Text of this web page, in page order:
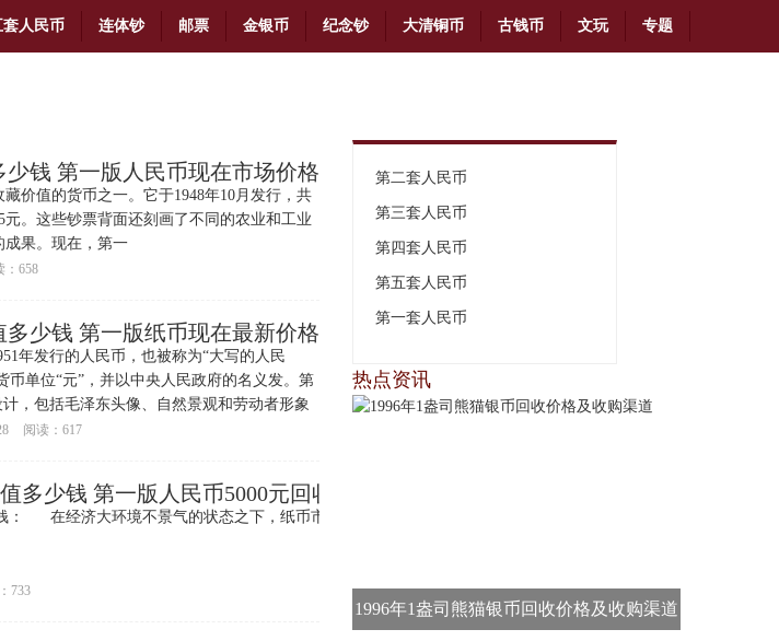
人民币 连体钞 邮票 金银币 纪念钞 大清铜币 古钱币 文玩
专题
钱 第一版人民币现在市场价格
价值的货币之一。它于1948年10月发行，共
。这些钞票背面还刻画了不同的农业和工业
成果。现在，第一
：658
少钱 第一版纸币现在最新价格
年发行的人民币，也被称为“大写的人民
币单位“元”，并以中央人民政府的名义发。第
，包括毛泽东头像、自然景观和劳动者形象
阅读：617
多少钱 第一版人民币5000元回收价格
在经济大环境不景气的状态之下，纸币市场价格
733
第二套人民币
第三套人民币
第四套人民币
第五套人民币
第一套人民币
热点资讯
1996年1盎司熊猫银币回收价格及收购渠道